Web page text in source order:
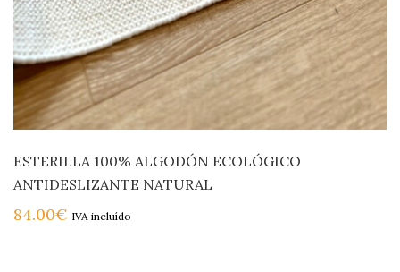
ESTERILLA 100% ALGODÓN ECOLÓGICO
ANTIDESLIZANTE NATURAL
84.00€ IVA incluído